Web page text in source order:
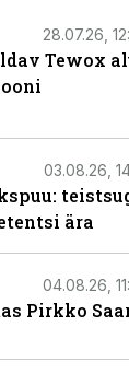
28.07.26,
Tewox
03.08.26,
ära
04.08.26,
Pirkko